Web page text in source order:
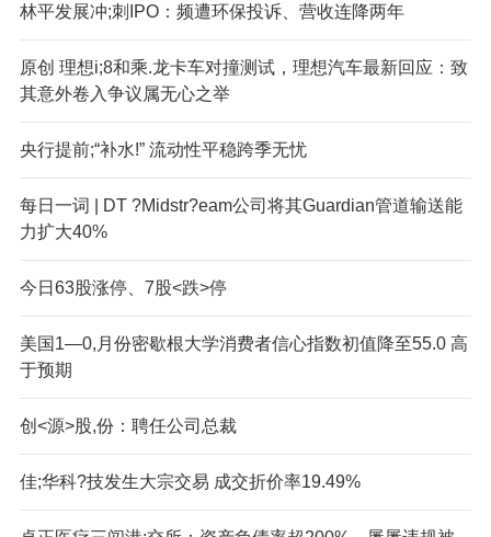
林平发展冲;刺IPO：频遭环保投诉、营收连降两年
原创 理想i;8和乘.龙卡车对撞测试，理想汽车最新回应：致
其意外卷入争议属无心之举
央行提前;“补水!” 流动性平稳跨季无忧
每日一词 | DT ?Midstr?eam公司将其Guardian管道输送能
力扩大40%
今日63股涨停、7股<跌>停
美国1—0,月份密歇根大学消费者信心指数初值降至55.0 高
于预期
创<源>股,份：聘任公司总裁
佳;华科?技发生大宗交易 成交折价率19.49%